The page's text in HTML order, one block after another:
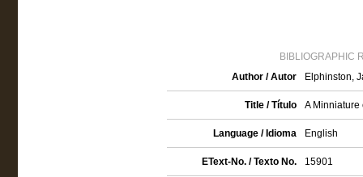
BIBLIOGRAPHIC
Author / Autor
Elphinston,
Title / Título A Minniature
Language / Idioma English
EText-No. / Texto No. 15901